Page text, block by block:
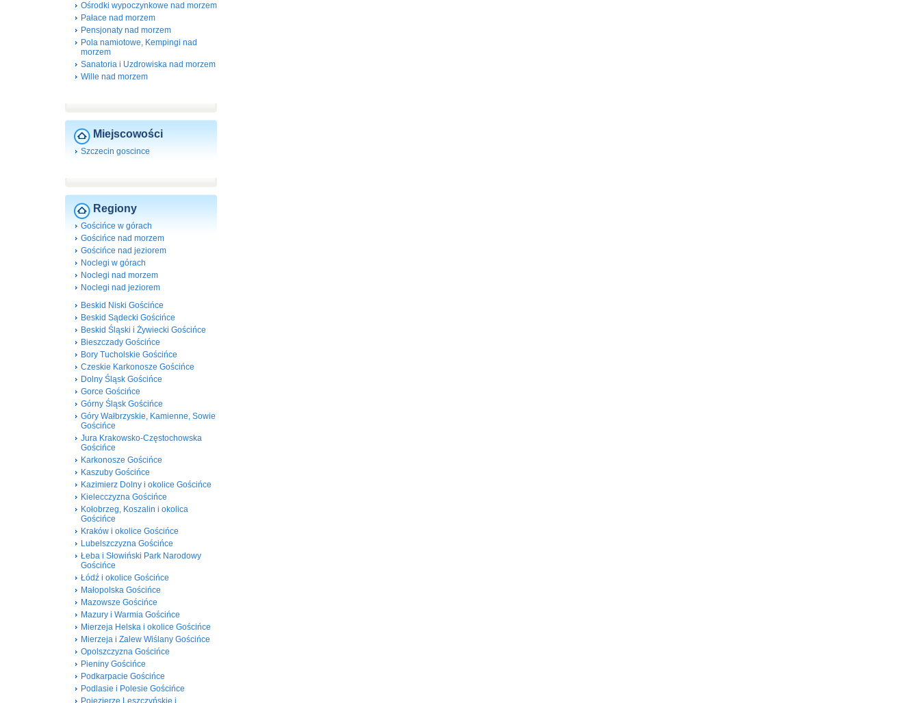
Ośrodki wypoczynkowe nad morzem
Pałace nad morzem
Pensjonaty nad morzem
Pola namiotowe, Kempingi nad
morzem
Sanatoria i Uzdrowiska nad morzem
Wille nad morzem
Miejscowości
Szczecin goscince
Regiony
Gościńce w górach
Gościńce nad morzem
Gościńce nad jeziorem
Noclegi w górach
Noclegi nad morzem
Noclegi nad jeziorem
Beskid Niski Gościńce
Beskid Sądecki Gościńce
Beskid Śląski i Żywiecki Gościńce
Bieszczady Gościńce
Bory Tucholskie Gościńce
Czeskie Karkonosze Gościńce
Dolny Śląsk Gościńce
Gorce Gościńce
Górny Śląsk Gościńce
Góry Wałbrzyskie, Kamienne, Sowie
Gościńce
Jura Krakowsko-Częstochowska
Gościńce
Karkonosze Gościńce
Kaszuby Gościńce
Kazimierz Dolny i okolice Gościńce
Kielecczyzna Gościńce
Kołobrzeg, Koszalin i okolica
Gościńce
Kraków i okolice Gościńce
Lubelszczyzna Gościńce
Łeba i Słowiński Park Narodowy
Gościńce
Łódź i okolice Gościńce
Małopolska Gościńce
Mazowsze Gościńce
Mazury i Warmia Gościńce
Mierzeja Helska i okolice Gościńce
Mierzeja i Zalew Wiślany Gościńce
Opolszczyzna Gościńce
Pieniny Gościńce
Podkarpacie Gościńce
Podlasie i Polesie Gościńce
Pojezierze Leszczyńskie i